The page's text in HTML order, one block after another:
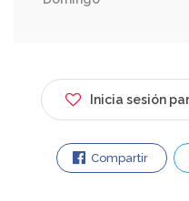
Inicia sesión
Compartir